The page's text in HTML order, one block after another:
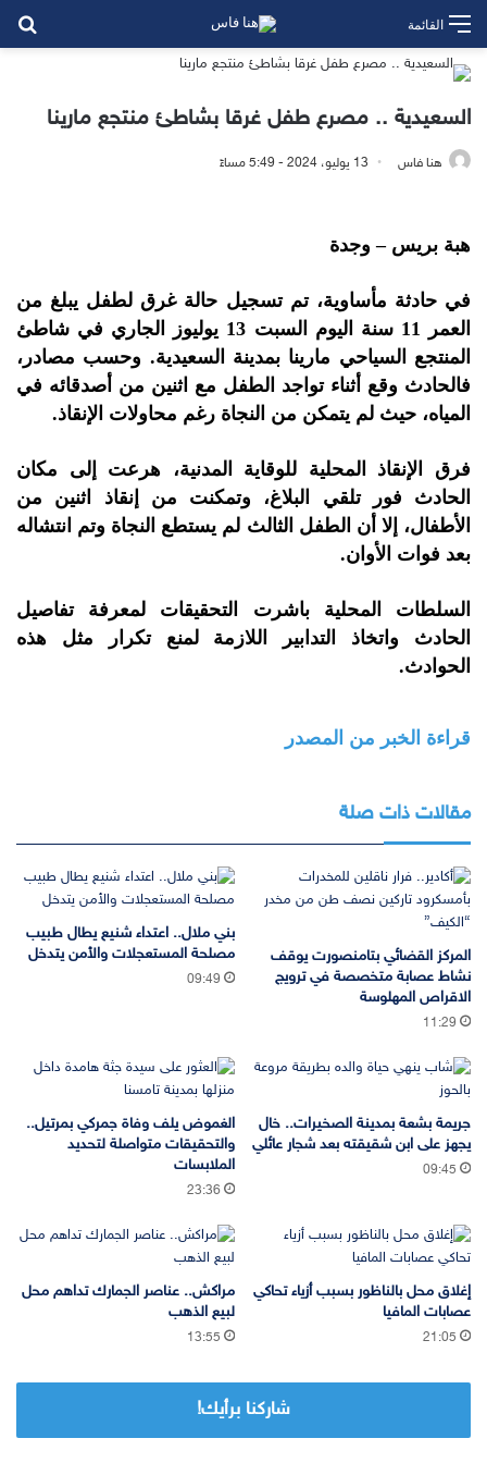
القائمة
السعيدية .. مصرع طفل غرقا بشاطئ منتجع مارينا
هنا فاس 13 يوليو، 2024 - 5:49 مساءً
هبة بريس – وجدة
في حادثة مأساوية، تم تسجيل حالة غرق لطفل يبلغ من
العمر 11 سنة اليوم السبت 13 يوليوز الجاري في شاطئ
المنتجع السياحي مارينا بمدينة السعيدية. وحسب مصادر،
فالحادث وقع أثناء تواجد الطفل مع اثنين من أصدقائه في
المياه، حيث لم يتمكن من النجاة رغم محاولات الإنقاذ.
فرق الإنقاذ المحلية للوقاية المدنية، هرعت إلى مكان
الحادث فور تلقي البلاغ، وتمكنت من إنقاذ اثنين من
الأطفال، إلا أن الطفل الثالث لم يستطع النجاة وتم انتشاله
بعد فوات الأوان.
السلطات المحلية باشرت التحقيقات لمعرفة تفاصيل
الحادث واتخاذ التدابير اللازمة لمنع تكرار مثل هذه
الحوادث.
قراءة الخبر من المصدر
مقالات ذات صلة
المركز القضائي بتامنصورت يوقف
نشاط عصابة متخصصة في ترويج
الاقراص المهلوسة
11:29
بني ملال.. اعتداء شنيع يطال طبيب
مصلحة المستعجلات والأمن يتدخل
09:49
جريمة بشعة بمدينة الصخيرات.. خال
يجهز على ابن شقيقته بعد شجار عائلي
09:45
الغموض يلف وفاة جمركي بمرتيل..
والتحقيقات متواصلة لتحديد
الملابسات
23:36
إغلاق محل بالناظور بسبب أزياء تحاكي
عصابات المافيا
21:05
مراكش.. عناصر الجمارك تداهم محل
لبيع الذهب
13:55
شاركنا برأيك!